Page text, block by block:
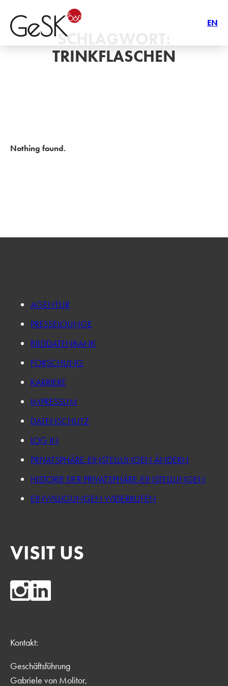
EN
SCHLAGWORT:
TRINKFLASCHEN
Nothing found.
AGENTUR
PRESSELOUNGE
BILDDATENBANK
FORSCHUNG
KARRIERE
IMPRESSUM
DATENSCHUTZ
LOG IN
PRIVATSPHÄRE-EINSTELLUNGEN ÄNDERN
HISTORIE DER PRIVATSPHÄRE-EINSTELLUNGEN
EINWILLIGUNGEN WIDERRUFEN
VISIT US
Kontakt:
Geschäftsführung
Gabriele von Molitor,